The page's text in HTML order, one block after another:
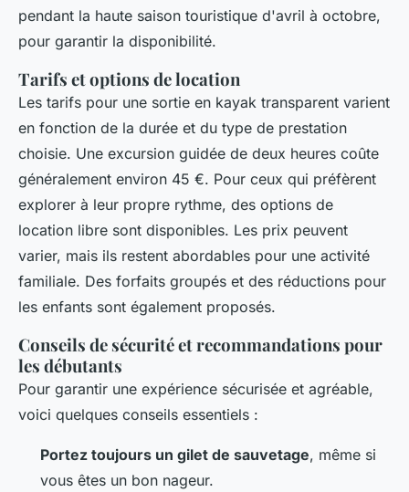
pendant la haute saison touristique d'avril à octobre,
pour garantir la disponibilité.
Tarifs et options de location
Les tarifs pour une sortie en kayak transparent varient
en fonction de la durée et du type de prestation
choisie. Une excursion guidée de deux heures coûte
généralement environ 45 €. Pour ceux qui préfèrent
explorer à leur propre rythme, des options de
location libre sont disponibles. Les prix peuvent
varier, mais ils restent abordables pour une activité
familiale. Des forfaits groupés et des réductions pour
les enfants sont également proposés.
Conseils de sécurité et recommandations pour
les débutants
Pour garantir une expérience sécurisée et agréable,
voici quelques conseils essentiels :
Portez toujours un gilet de sauvetage, même si
vous êtes un bon nageur.